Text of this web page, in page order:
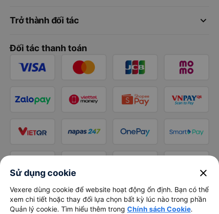
keyboard_arrow_down
Trở thành đối tác
Đối tác thanh toán
Sử dụng cookie close
Vexere dùng cookie để website hoạt động ổn định. Bạn có thể
xem chi tiết hoặc thay đổi lựa chọn bất kỳ lúc nào trong phần
Quản lý cookie. Tìm hiểu thêm trong Chính sách Cookie.